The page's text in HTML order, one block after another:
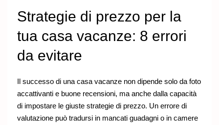
Strategie di prezzo per la
tua casa vacanze: 8 errori
da evitare
Il successo di una casa vacanze non dipende solo da foto
accattivanti e buone recensioni, ma anche dalla capacità
di impostare le giuste strategie di prezzo. Un errore di
valutazione può tradursi in mancati guadagni o in camere